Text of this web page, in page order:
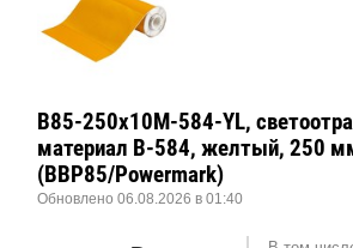
B85-250x10M-584-YL,
материал B-584, желтый, 250
(BBP85/Powermark)
Обновлено 06.08.2026 в 01:40